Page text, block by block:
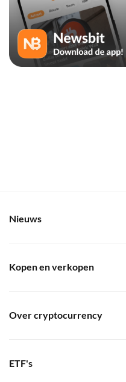
Nieuws
Kopen en verkopen
Over cryptocurrency
ETF's